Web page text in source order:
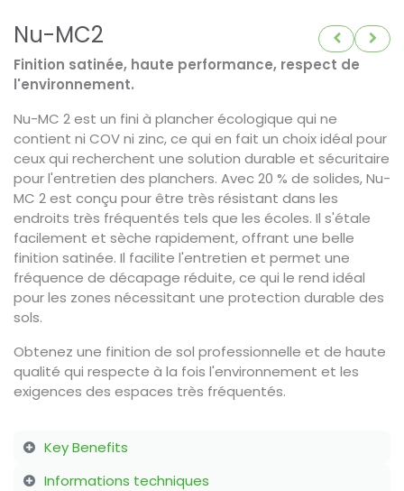
Nu-MC2
Finition satinée, haute performance, respect de
l'environnement.
Nu-MC 2 est un fini à plancher écologique qui ne
contient ni COV ni zinc, ce qui en fait un choix idéal pour
ceux qui recherchent une solution durable et sécuritaire
pour l'entretien des planchers. Avec 20 % de solides, Nu-
MC 2 est conçu pour être très résistant dans les
endroits très fréquentés tels que les écoles. Il s'étale
facilement et sèche rapidement, offrant une belle
finition satinée. Il facilite l'entretien et permet une
fréquence de décapage réduite, ce qui le rend idéal
pour les zones nécessitant une protection durable des
sols.
Obtenez une finition de sol professionnelle et de haute
qualité qui respecte à la fois l'environnement et les
exigences des espaces très fréquentés.
Key Benefits
Informations techniques